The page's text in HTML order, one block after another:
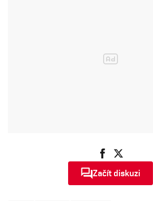
Začít diskuzi